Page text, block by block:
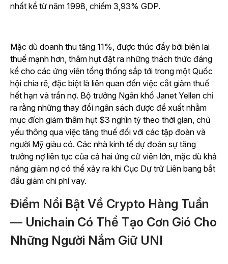
nhất kể từ năm 1998, chiếm 3,93% GDP.
Mặc dù doanh thu tăng 11%, được thúc đẩy bởi biên lai
thuế mạnh hơn, thâm hụt đặt ra những thách thức đáng
kể cho các ứng viên tổng thống sắp tới trong một Quốc
hội chia rẽ, đặc biệt là liên quan đến việc cắt giảm thuế
hết hạn và trần nợ. Bộ trưởng Ngân khố Janet Yellen chỉ
ra rằng những thay đổi ngân sách được đề xuất nhằm
mục đích giảm thâm hụt $3 nghìn tỷ theo thời gian, chủ
yếu thông qua việc tăng thuế đối với các tập đoàn và
người Mỹ giàu có. Các nhà kinh tế dự đoán sự tăng
trưởng nợ liên tục của cả hai ứng cử viên lớn, mặc dù khả
năng giảm nợ có thể xảy ra khi Cục Dự trữ Liên bang bắt
đầu giảm chi phí vay.
Điểm Nổi Bật Về Crypto Hàng Tuần
— Unichain Có Thể Tạo Cơn Gió Cho
Những Người Nắm Giữ UNI